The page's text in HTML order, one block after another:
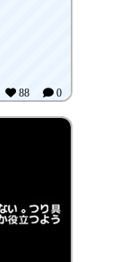
88 0